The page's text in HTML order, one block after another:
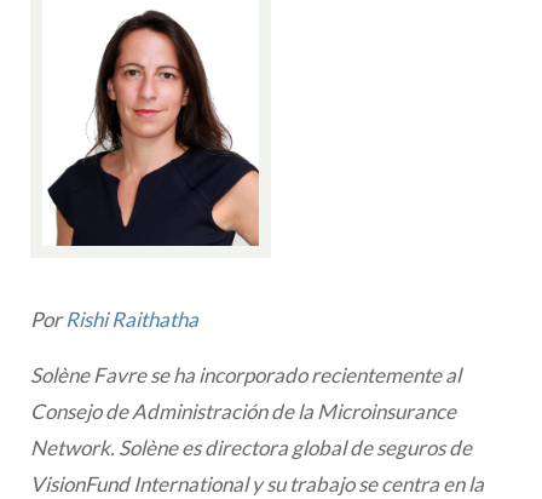
PorRishi Raithatha
Solène Favre se ha incorporado recientemente al
Consejo de Administración de la Microinsurance
Network. Solène es directora global de seguros de
VisionFund International y su trabajo se centra en la